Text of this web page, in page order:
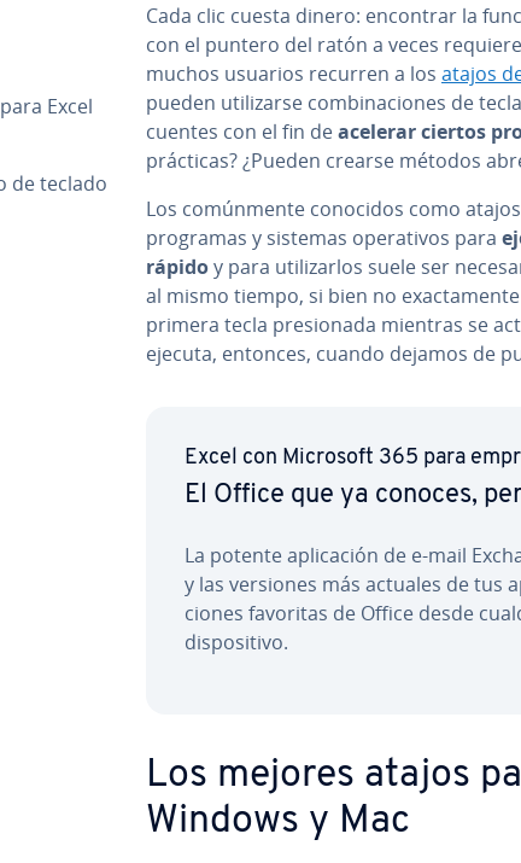
Excel
de teclado
Cada clic cuesta dinero: encontrar la
con el puntero del ratón a veces
muchos usuarios recurren a los atajos
pueden uti­li­zar­se co­m­bi­na­cio­nes de
cue­n­tes con el fin deacelerar ciertos
prácticas? ¿Pueden crearse métodos
Los co­mú­n­me­n­te conocidos como
programas y sistemas ope­ra­ti­vos para
rápidoy para uti­li­zar­los suele ser
al mismo tiempo, si bien no
primera tecla pre­sio­na­da mientras se
ejecuta, entonces, cuando dejamos de
Excel con Microsoft 365 para
El Office que ya conoces,
La potente apli­ca­ción de e-mail
y las versiones más actuales de tus
cio­nes favoritas de Office desde
di­s­po­si­ti­vo.
Los mejores atajos
Windows y Mac